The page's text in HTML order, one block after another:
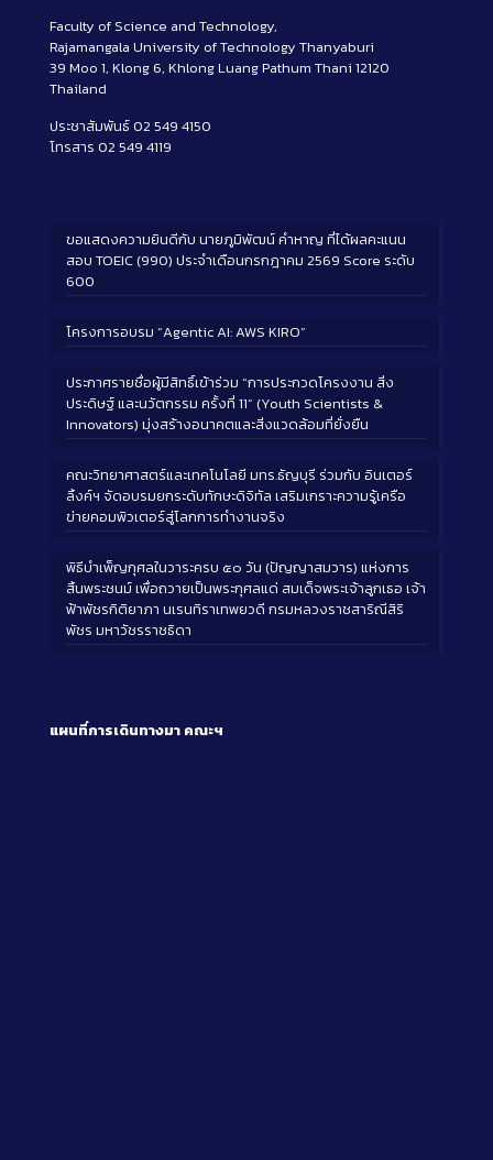
Faculty of Science and Technology,
Rajamangala University of Technology Thanyaburi
39 Moo 1, Klong 6, Khlong Luang Pathum Thani 12120
Thailand
ประชาสัมพันธ์ 02 549 4150
โทรสาร 02 549 4119
ขอแสดงความยินดีกับ นายภูมิพัฒน์ คำหาญ ที่ได้ผลคะแนน
สอบ TOEIC (990) ประจำเดือนกรกฎาคม 2569 Score ระดับ
600
โครงการอบรม “Agentic AI: AWS KIRO”
ประกาศรายชื่อผู้มีสิทธิ์เข้าร่วม “การประกวดโครงงาน สิ่ง
ประดิษฐ์ และนวัตกรรม ครั้งที่ 11” (Youth Scientists &
Innovators) มุ่งสร้างอนาคตและสิ่งแวดล้อมที่ยั่งยืน
คณะวิทยาศาสตร์และเทคโนโลยี มทร.ธัญบุรี ร่วมกับ อินเตอร์
ลิ้งค์ฯ จัดอบรมยกระดับทักษะดิจิทัล เสริมเกราะความรู้เครือ
ข่ายคอมพิวเตอร์สู่โลกการทำงานจริง
พิธีบำเพ็ญกุศลในวาระครบ ๕๐ วัน (ปัญญาสมวาร) แห่งการ
สิ้นพระชนม์ เพื่อถวายเป็นพระกุศลแด่ สมเด็จพระเจ้าลูกเธอ เจ้า
ฟ้าพัชรกิติยาภา นเรนทิราเทพยวดี กรมหลวงราชสาริณีสิริ
พัชร มหาวัชรราชธิดา
แผนที่การเดินทางมา คณะฯ